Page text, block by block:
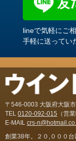
lineで気軽にご
手軽に送ってい
〒546-0003 大阪府大阪
TEL 0120-092-015 （営
E-MAIL crs-
創業38年。２０,０００